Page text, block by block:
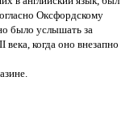
Оксфордскому
было услышать за
когда оно внезапно